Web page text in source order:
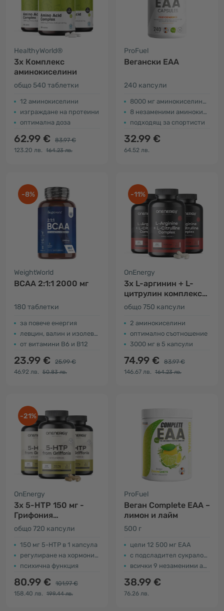
HealthyWorld®
3x Комплекс
аминокиселини
общо 540 таблетки
12 аминокиселини
изграждане на протеини
оптимална доза
62.99 €
83.97 €
123.20 лв.
164.23 лв.
ProFuel
Вегански EAA
240 капсули
8000 мг аминокиселини на ден
8 незаменими аминокиселини
подходящ за спортисти
32.99 €
64.52 лв.
-8%
WeightWorld
BCAA 2:1:1 2000 мг
180 таблетки
за повече енергия
левцин, валин и изолевцин
от витамини В6 и В12
23.99 €
25.99 €
46.92 лв.
50.83 лв.
-11%
OnEnergy
3x L-аргинин + L-
цитрулин комплекс
3000 мг
общо 750 капсули
2 аминокиселини
оптимално съотношение
3000 мг в 5 капсули
74.99 €
83.97 €
146.67 лв.
164.23 лв.
-21%
OnEnergy
3x 5-HTP 150 мг -
Грифония
симплицифолия
общо 720 капсули
150 мг 5-HTP в 1 капсула
регулиране на хормоните
психична функция
80.99 €
101.97 €
158.40 лв.
199.44 лв.
ProFuel
Веган Complete EAA –
лимон и лайм
500 г
цели 12 500 мг EAA
с подсладител сукралоза
всички 9 незаменими аминокиселини
38.99 €
76.26 лв.